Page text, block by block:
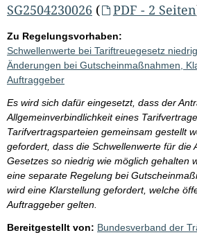
SG2504230026 ( PDF - 2 Seiten
Zu Regelungsvorhaben:
Schwellenwerte bei Tariftreuegesetz
Änderungen bei Gutscheinmaßnahmen,
Auftraggeber
Es wird sich dafür eingesetzt, dass der
Allgemeinverbindlichkeit eines
Tarifvertragsparteien gemeinsam gestellt
gefordert, dass die Schwellenwerte für die
Gesetzes so niedrig wie möglich gehalten
eine separate Regelung bei
wird eine Klarstellung gefordert, welche
Auftraggeber gelten.
Bereitgestellt von: Bundesverband der